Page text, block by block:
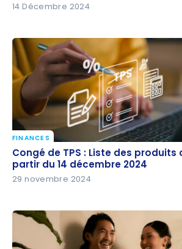
14 Décembre 2024
Congé de TPS : Liste des produits
du 14 décembre 2024
FINANCES
Congé de TPS : Liste des produits
partir du 14 décembre 2024
29 novembre 2024